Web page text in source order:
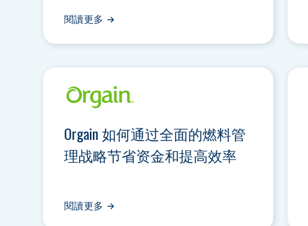
閱讀更多
Orgain 如何通过全面的燃料管
理战略节省资金和提高效率
閱讀更多